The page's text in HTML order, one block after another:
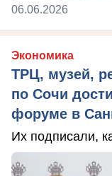
06.06.2026
Экономика
ТРЦ, музей,
по Сочи
форуме в
Их подписали,